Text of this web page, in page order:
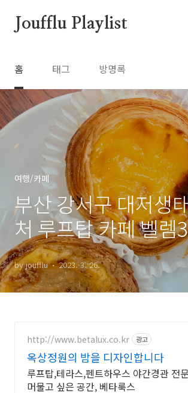
Joufflu Playlist
홈 태그 방명록
여행/카페
부산 강서구 대저생
처 루프탑 카페 벨렘
커리 맛있는곳
by joufflu 2023. 3. 26.
http://www.betalux.co.kr 광고
옥상정원의 밤을 디자인합니다
루프탑,테라스,펜트하우스 야간경관 전
머물고 싶은 공간, 베타룩스